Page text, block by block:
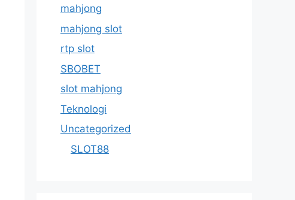
mahjong
mahjong slot
rtp slot
SBOBET
slot mahjong
Teknologi
Uncategorized
SLOT88